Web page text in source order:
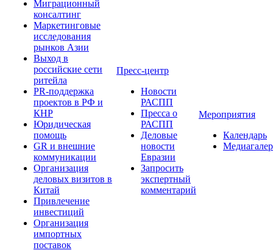
Миграционный
консалтинг
Маркетинговые
исследования
рынков Азии
Выход в
российские сети
ритейла
PR-поддержка
проектов в РФ и
КНР
Юридическая
помощь
GR и внешние
коммуникации
Организация
деловых визитов в
Китай
Привлечение
инвестиций
Организация
импортных
поставок
Пресс-центр
Новости
РАСПП
Пресса о
РАСПП
Деловые
новости
Евразии
Запросить
экспертный
комментарий
Мероприятия
Календарь